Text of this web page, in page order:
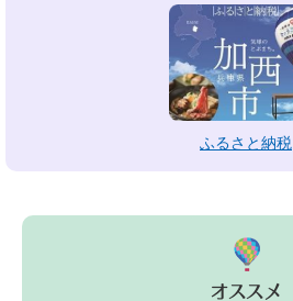
ふるさと納税